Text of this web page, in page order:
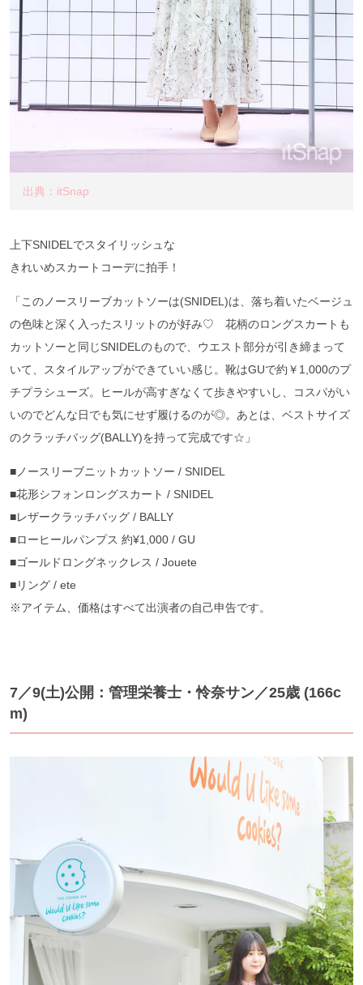
出典：itSnap
上下SNIDELでスタイリッシュな
きれいめスカートコーデに拍手！
「このノースリーブカットソーは(SNIDEL)は、落ち着いたベージュ
の色味と深く入ったスリットのが好み♡ 花柄のロングスカートも
カットソーと同じSNIDELのもので、ウエスト部分が引き締まって
いて、スタイルアップができていい感じ。靴はGUで約￥1,000のプ
チプラシューズ。ヒールが高すぎなくて歩きやすいし、コスパがい
いのでどんな日でも気にせず履けるのが◎。あとは、ベストサイズ
のクラッチバッグ(BALLY)を持って完成です☆」
■ノースリーブニットカットソー / SNIDEL
■花形シフォンロングスカート / SNIDEL
■レザークラッチバッグ / BALLY
■ローヒールパンプス 約¥1,000 / GU
■ゴールドロングネックレス / Jouete
■リング / ete
※アイテム、価格はすべて出演者の自己申告です。
7／9(土)公開：管理栄養士・怜奈サン／25歳 (166c
m)